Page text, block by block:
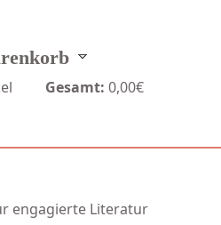
Gesamt: 0,00€
engagierte Literatur